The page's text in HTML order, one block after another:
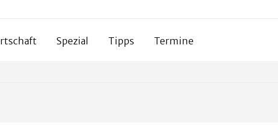
Spezial Tipps Termine